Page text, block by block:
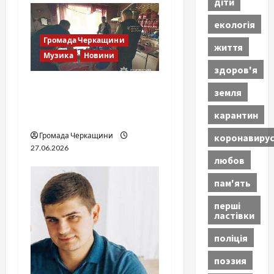
Громада Черкащини
Музика
Новини
Громада Черкащини
27.06.2026
екологія
життя
здоров'я
земля
карантин
коронавирус
любов
пам'ять
перші
ластівки
поліція
поэзия